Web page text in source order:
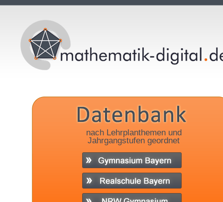
nach Lehrplanthemen und
Jahrgangstufen geordnet